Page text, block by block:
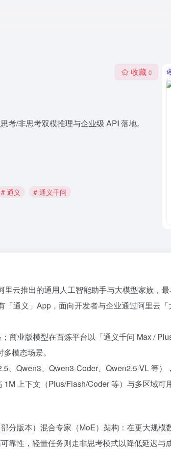
收藏 0
/非思考双模推理与企业级 API 落地。
# 通义 # 通义千问
里云推出的通用人工智能助手与大模型家族，
通义」App，面向开发者与企业通过阿里云
业版模型在百炼平台以「通义千问 Max /
模态场景。
、Qwen3、Qwen3-Coder、Qwen2.5-VL 等
上下文（Plus/Flash/Coder 等）与多区域可用
分版本）混合专家（MoE）架构：在更大规模
靠性，轻量任务则走非思考模式以降低延迟